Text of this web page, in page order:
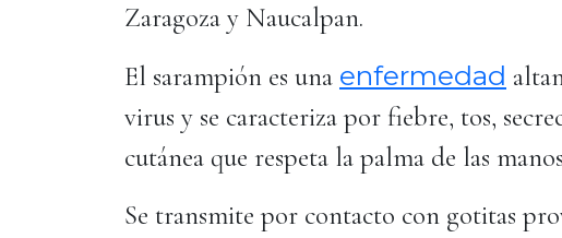
Zaragoza y Naucalpan.
El sarampión es una enfermedad
virus y se caracteriza por fiebre, tos,
cutánea que respeta la palma de las
Se transmite por contacto con gotitas